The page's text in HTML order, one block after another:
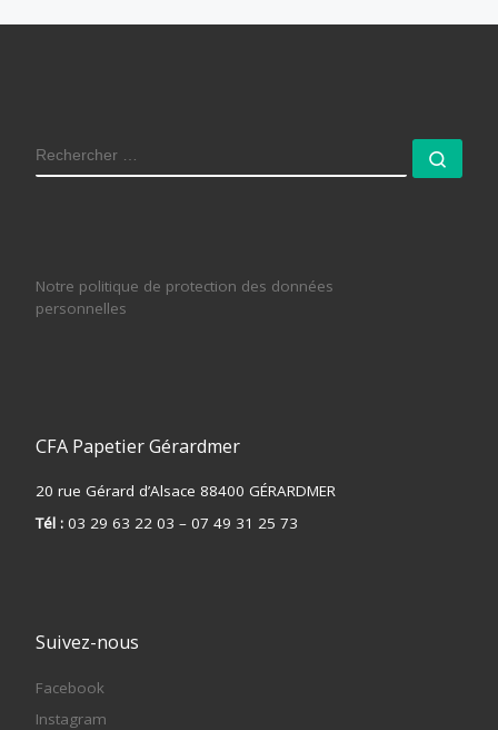
RECHERCHER
Notre politique de protection des données
personnelles
CFA Papetier Gérardmer
20 rue Gérard d’Alsace 88400 GÉRARDMER
Tél :03 29 63 22 03 – 07 49 31 25 73
Suivez-nous
Facebook
Instagram